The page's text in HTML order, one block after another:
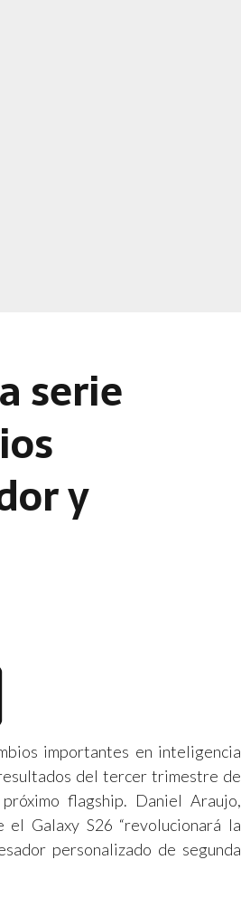
serie
y
importantes en inteligencia
del tercer trimestre de
flagship. Daniel Araujo,
Galaxy S26 “revolucionará la
personalizado de segunda